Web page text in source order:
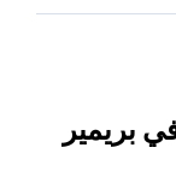
بريمير